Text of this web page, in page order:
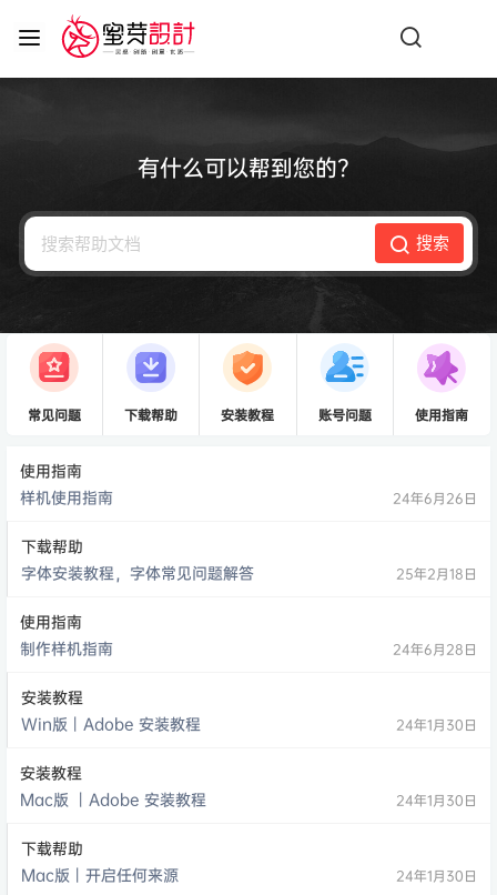
有什么可以帮到您的？
搜索
常见问题 下载帮助 安装教程 账号问题 使用指南
使用指南
样机使用指南
24年6月26日
下载帮助
字体安装教程，字体常见问题解答
25年2月18日
使用指南
制作样机指南
24年6月28日
安装教程
Win版丨Adobe 安装教程
24年1月30日
安装教程
Mac版 丨Adobe 安装教程
24年1月30日
下载帮助
Mac版丨开启任何来源
24年1月30日